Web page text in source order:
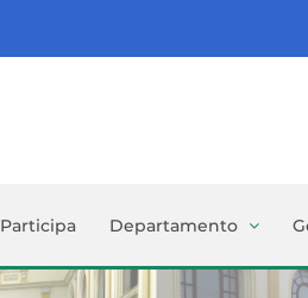
Participa Departamento